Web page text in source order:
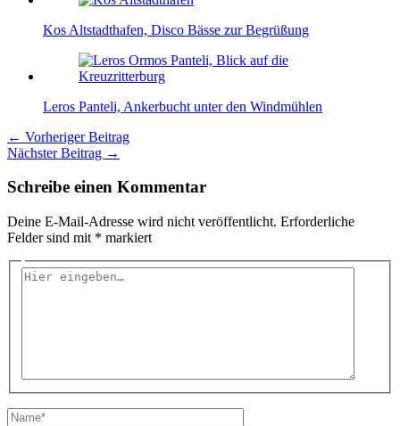
Kos Altstadthafen, Disco Bässe zur Begrüßung
Leros Panteli, Ankerbucht unter den Windmühlen
← Vorheriger Beitrag
Nächster Beitrag →
Schreibe einen Kommentar
Deine E-Mail-Adresse wird nicht veröffentlicht. Erforderliche
Felder sind mit * markiert
Hier
Name*